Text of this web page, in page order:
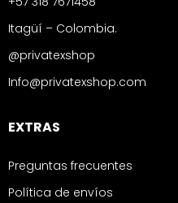
Itagüí – Colombia.
@privatexshop
Info@privatexshop.com
EXTRAS
Preguntas frecuentes
Política de envíos